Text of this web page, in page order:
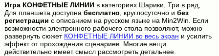
Игра КОНФЕТНЫЕ ЛИНИИв категориях Шарики, Три в ряд,
Для планшета доступна бесплатно , круглосуточно и без
регистрации с описанием на русском языке на Min2Win. Если
возможности электронного рабочего стола позволяют, можно
развернуть сюжет КОНФЕТНЫЕ ЛИНИИ во весь экран и усилить
эффект от прохождения сценариев. Многие вещи
действительно имеет смысл рассмотреть детальнее.